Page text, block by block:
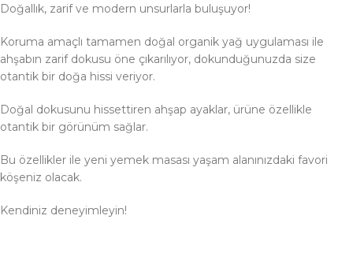
Doğallık, zarif ve modern unsurlarla buluşuyor!
Koruma amaçlı tamamen doğal organik yağ uygulaması ile
ahşabın zarif dokusu öne çıkarılıyor, dokunduğunuzda size
otantik bir doğa hissi veriyor.
Doğal dokusunu hissettiren ahşap ayaklar, ürüne özellikle
otantik bir görünüm sağlar.
Bu özellikler ile yeni yemek masası yaşam alanınızdaki favori
köşeniz olacak.
Kendiniz deneyimleyin!